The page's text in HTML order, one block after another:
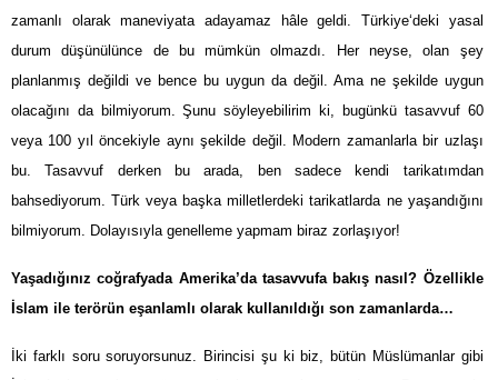
zamanlı olarak maneviyata adayamaz hâle geldi. Türkiye‘deki yasal
durum düşünülünce de bu mümkün olmazdı. Her neyse, olan şey
planlanmış değildi ve bence bu uygun da değil. Ama ne şekilde uygun
olacağını da bilmiyorum. Şunu söyleyebilirim ki, bugünkü tasavvuf 60
veya 100 yıl öncekiyle aynı şekilde değil. Modern zamanlarla bir uzlaşı
bu. Tasavvuf derken bu arada, ben sadece kendi tarikatımdan
bahsediyorum. Türk veya başka milletlerdeki tarikatlarda ne yaşandığını
bilmiyorum. Dolayısıyla genelleme yapmam biraz zorlaşıyor!
Yaşadığınız coğrafyada Amerika’da tasavvufa bakış nasıl? Özellikle
İslam ile terörün eşanlamlı olarak kullanıldığı son zamanlarda…
İki farklı soru soruyorsunuz. Birincisi şu ki biz, bütün Müslümanlar gibi